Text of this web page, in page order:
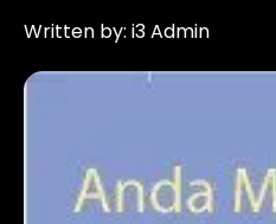
Written by: i3 Admin